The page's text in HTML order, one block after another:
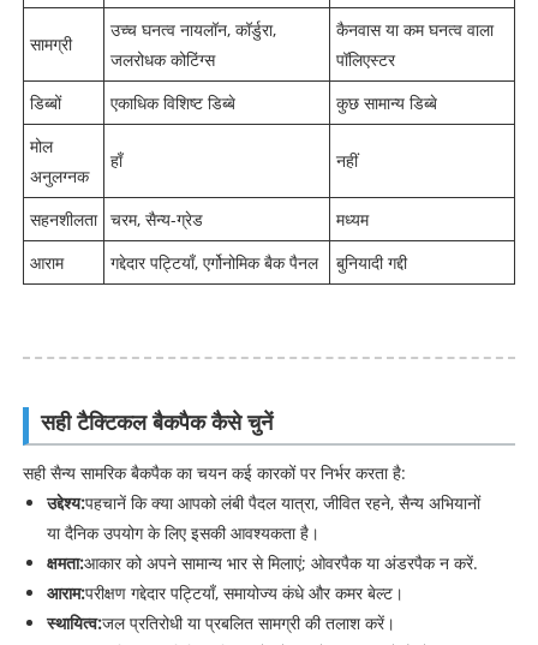
सामग्री
उच्च घनत्व नायलॉन, कॉर्डुरा,
जलरोधक कोटिंग्स
कैनवास या कम घनत्व वाला
पॉलिएस्टर
डिब्बों
एकाधिक विशिष्ट डिब्बे
कुछ सामान्य डिब्बे
मोल
अनुलग्नक
हाँ नहीं
सहनशीलता चरम, सैन्य-ग्रेड
मध्यम
आराम
गद्देदार पट्टियाँ, एर्गोनोमिक बैक पैनल बुनियादी गद्दी
सही टैक्टिकल बैकपैक कैसे चुनें
सही सैन्य सामरिक बैकपैक का चयन कई कारकों पर निर्भर करता है:
उद्देश्य:पहचानें कि क्या आपको लंबी पैदल यात्रा, जीवित रहने, सैन्य अभियानों
या दैनिक उपयोग के लिए इसकी आवश्यकता है।
क्षमता:आकार को अपने सामान्य भार से मिलाएं; ओवरपैक या अंडरपैक न करें.
आराम:परीक्षण गद्देदार पट्टियाँ, समायोज्य कंधे और कमर बेल्ट।
स्थायित्व:जल प्रतिरोधी या प्रबलित सामग्री की तलाश करें।